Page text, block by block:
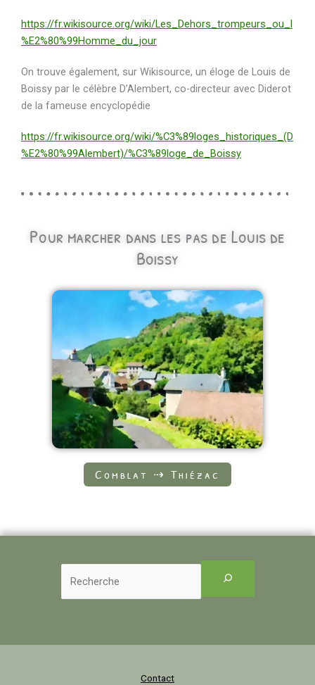
https://fr.wikisource.org/wiki/Les_Dehors_trompeurs_ou_l
%E2%80%99Homme_du_jour
On trouve également, sur Wikisource, un éloge de Louis de
Boissy par le célèbre D’Alembert, co-directeur avec Diderot
de la fameuse encyclopédie
https://fr.wikisource.org/wiki/%C3%89loges_historiques_(D
%E2%80%99Alembert)/%C3%89loge_de_Boissy
Pour marcher dans les pas de Louis de
Boissy
Comblat ⇢ Thiézac
Contact